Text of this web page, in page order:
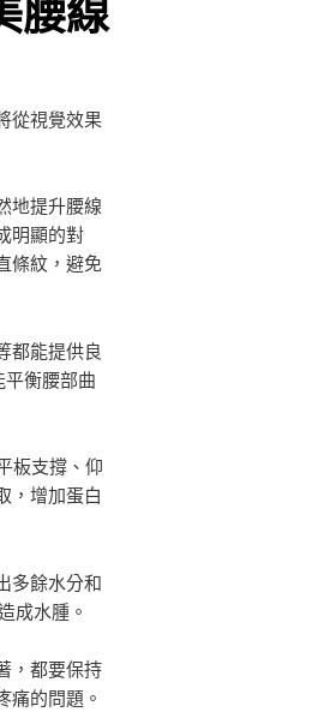
從視覺效果
地提升腰線
明顯的對
條紋，避免
都能提供良
衡腰部曲
板支撐、仰
，增加蛋白
多餘水分和
成水腫。
，都要保持
痛的問題。